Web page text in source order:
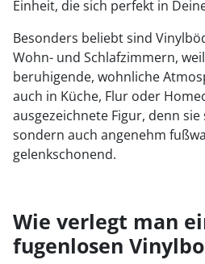
Einheit, die sich perfekt in
Besonders beliebt sind
Wohn- und Schlafzimmern,
beruhigende, wohnliche
auch in Küche, Flur oder
ausgezeichnete Figur, denn
sondern auch angenehm
gelenkschonend.
Wie verlegt man
fugenlosen